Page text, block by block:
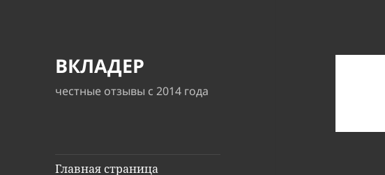
ВКЛАДЕР
честные отзывы с 2014 года
Главная страница